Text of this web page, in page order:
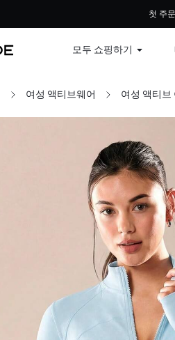
첫 주
모두 쇼핑하기
여성 액티브웨어 여성 액티브